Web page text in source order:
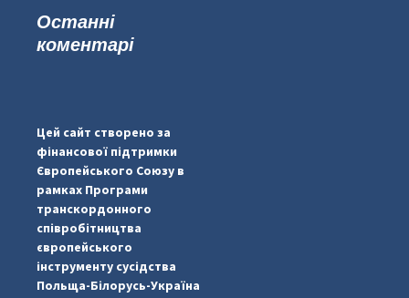
Останні
коментарі
Цей сайт створено за
фінансової підтримки
Європейського Союзу в
рамках Програми
транскордонного
співробітництва
європейського
інструменту сусідства
Польща-Білорусь-Україна